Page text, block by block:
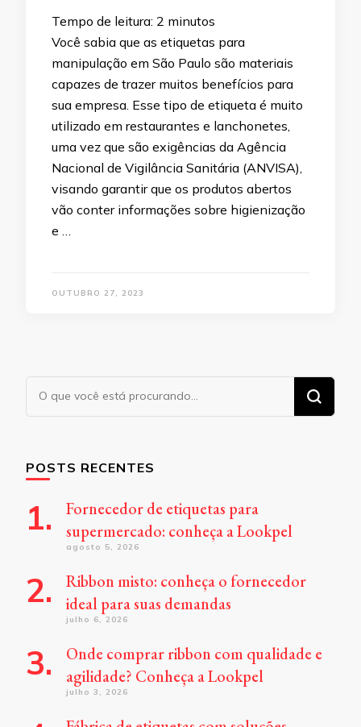
Tempo de leitura: 2 minutos
Você sabia que as etiquetas para
manipulação em São Paulo são materiais
capazes de trazer muitos benefícios para
sua empresa. Esse tipo de etiqueta é muito
utilizado em restaurantes e lanchonetes,
uma vez que são exigências da Agência
Nacional de Vigilância Sanitária (ANVISA),
visando garantir que os produtos abertos
vão conter informações sobre higienização
e …
OUTUBRO 27, 2023
POSTS RECENTES
Fornecedor de etiquetas para
supermercado: conheça a Lookpel
agosto 5, 2026
Ribbon misto: conheça o fornecedor
ideal para suas demandas
julho 6, 2026
Onde comprar ribbon com qualidade e
agilidade? Conheça a Lookpel
julho 3, 2026